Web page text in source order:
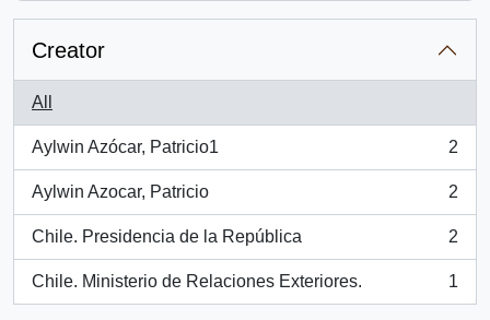
Creator
All
Aylwin Azócar, Patricio1
, 2 results
2
Aylwin Azocar, Patricio
, 2 results
2
Chile. Presidencia de la República
, 2 results
2
Chile. Ministerio de Relaciones Exteriores.
, 1 results
1